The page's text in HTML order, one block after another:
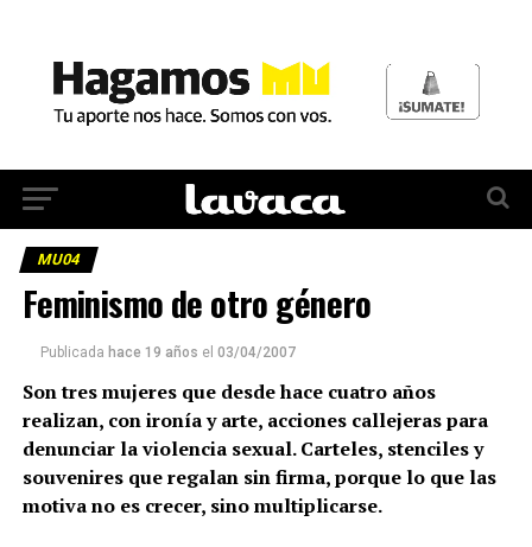
MU04
Feminismo de otro género
Publicada hace 19 años el 03/04/2007
Son tres mujeres que desde hace cuatro años
realizan, con ironía y arte, acciones callejeras para
denunciar la violencia sexual. Carteles, stenciles y
souvenires que regalan sin firma, porque lo que las
motiva no es crecer, sino multiplicarse.